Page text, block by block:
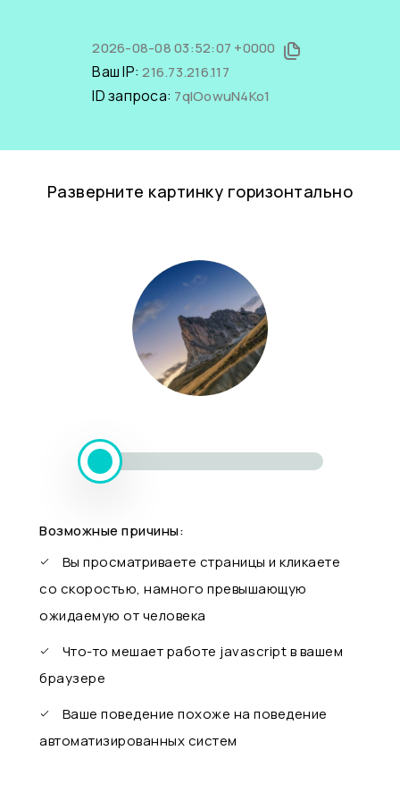
2026-08-08 03:52:07 +0000
Ваш IP:216.73.216.117
ID запроса: 7qIOowuN4Ko1
Разверните картинку горизонтально
Возможные причины:
Вы просматриваете страницы и кликаете
со скоростью, намного превышающую
ожидаемую от человека
Что-то мешает работе javascript в вашем
браузере
Ваше поведение похоже на поведение
автоматизированных систем